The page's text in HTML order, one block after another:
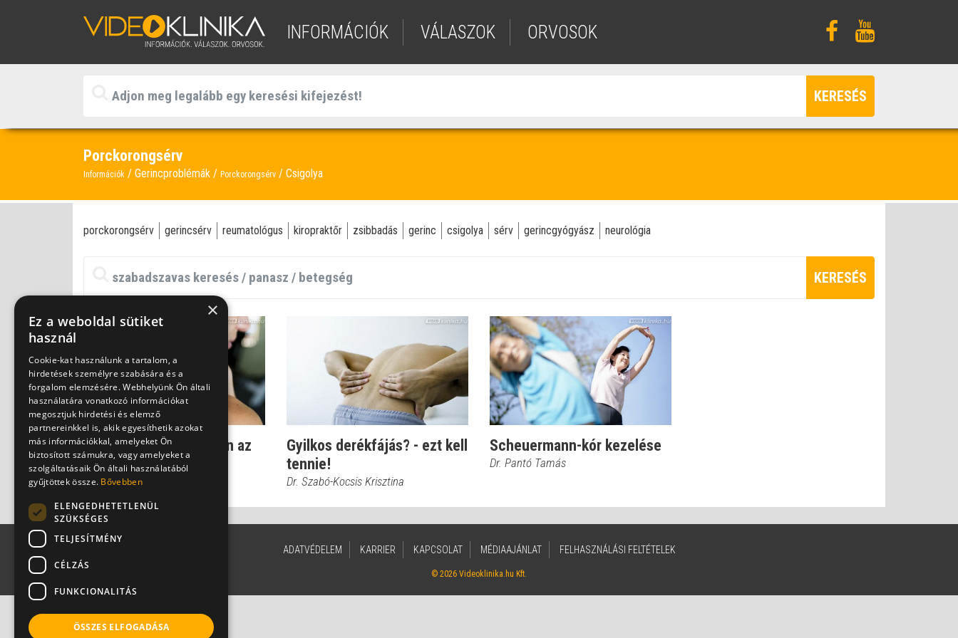
INFORMÁCIÓK VÁLASZOK ORVOSOK
KERESÉS
Porckorongsérv
Információk Gerincproblémák Porckorongsérv Csigolya
porckorongsérv gerincsérv reumatológus kiropraktőr zsibbadás gerinc csigolya sérv gerincgyógyász neurológia
KERESÉS
Fájdalmas csomó - Ilyen az
izomleválás
Dr. Gulyás Károly
Gyilkos derékfájás? - ezt kell
tennie!
Dr. Szabó-Kocsis Krisztina
Scheuermann-kór kezelése
Dr. Pantó Tamás
ADATVÉDELEM KARRIER KAPCSOLAT MÉDIAAJÁNLAT FELHASZNÁLÁSI FELTÉTELEK
© 2026 Videoklinika.hu Kft.
×
Ez a weboldal sütiket
használ
Cookie-kat használunk a tartalom, a
hirdetések személyre szabására és a
forgalom elemzésére. Webhelyünk Ön általi
használatára vonatkozó információkat
megosztjuk hirdetési és elemző
partnereinkkel is, akik egyesíthetik azokat
más információkkal, amelyeket Ön
biztosított számukra, vagy amelyeket a
szolgáltatásaik Ön általi használatából
gyűjtöttek össze. Bővebben
ELENGEDHETETLENÜL
SZÜKSÉGES
TELJESÍTMÉNY
CÉLZÁS
FUNKCIONALITÁS
ÖSSZES ELFOGADÁSA